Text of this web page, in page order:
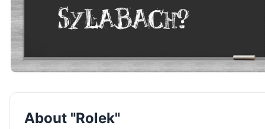
About "Rolek"